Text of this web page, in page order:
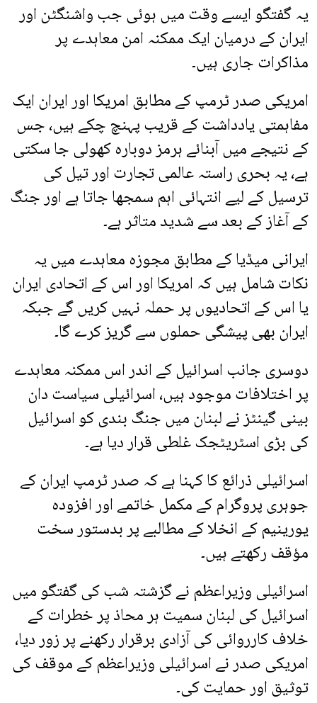
یہ گفتگو ایسے وقت میں ہوئی جب واشنگٹن اور
ایران کے درمیان ایک ممکنہ امن معاہدے پر
مذاکرات جاری ہیں۔
امریکی صدر ٹرمپ کے مطابق امریکا اور ایران ایک
مفاہمتی یادداشت کے قریب پہنچ چکے ہیں، جس
کے نتیجے میں آبنائے ہرمز دوبارہ کھولی جا سکتی
ہے، یہ بحری راستہ عالمی تجارت اور تیل کی
ترسیل کے لیے انتہائی اہم سمجھا جاتا ہے اور جنگ
کے آغاز کے بعد سے شدید متاثر ہے۔
ایرانی میڈیا کے مطابق مجوزہ معاہدے میں یہ
نکات شامل ہیں کہ امریکا اور اس کے اتحادی ایران
یا اس کے اتحادیوں پر حملہ نہیں کریں گے جبکہ
ایران بھی پیشگی حملوں سے گریز کرے گا۔
دوسری جانب اسرائیل کے اندر اس ممکنہ معاہدے
پر اختلافات موجود ہیں، اسرائیلی سیاست دان
بینی گینٹز نے لبنان میں جنگ بندی کو اسرائیل
کی بڑی اسٹریٹجک غلطی قرار دیا ہے۔
اسرائیلی ذرائع کا کہنا ہے کہ صدر ٹرمپ ایران کے
جوہری پروگرام کے مکمل خاتمے اور افزودہ
یورینیم کے انخلا کے مطالبے پر بدستور سخت
مؤقف رکھتے ہیں۔
اسرائیلی وزیراعظم نے گزشتہ شب کی گفتگو میں
اسرائیل کی لبنان سمیت ہر محاذ پر خطرات کے
خلاف کارروائی کی آزادی برقرار رکھنے پر زور دیا،
امریکی صدر نے اسرائیلی وزیراعظم کے موقف کی
توثیق اور حمایت کی۔